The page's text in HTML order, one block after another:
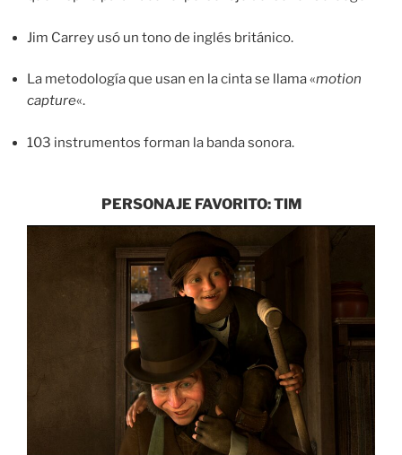
Jim Carrey usó un tono de inglés británico.
La metodología que usan en la cinta se llama «motion
capture«.
103 instrumentos forman la banda sonora.
PERSONAJE FAVORITO: TIM